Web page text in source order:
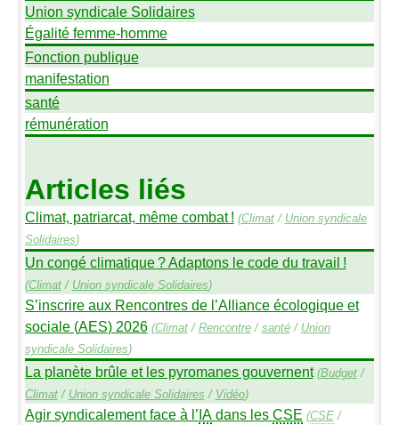
Union syndicale Solidaires
Égalité femme-homme
Fonction publique
manifestation
santé
rémunération
Articles liés
Climat, patriarcat, même combat ! (Climat/ Union syndicale
Solidaires)
Un congé climatique? Adaptons le code du travail !
(Climat/ Union syndicale Solidaires)
S’inscrire aux Rencontres de l’Alliance écologique et
sociale (AES) 2026 (Climat/ Rencontre/ santé/ Union
syndicale Solidaires)
La planète brûle et les pyromanes gouvernent (Budget/
Climat/ Union syndicale Solidaires / Vidéo)
Agir syndicalement face à l’IAdans les CSE (CSE/